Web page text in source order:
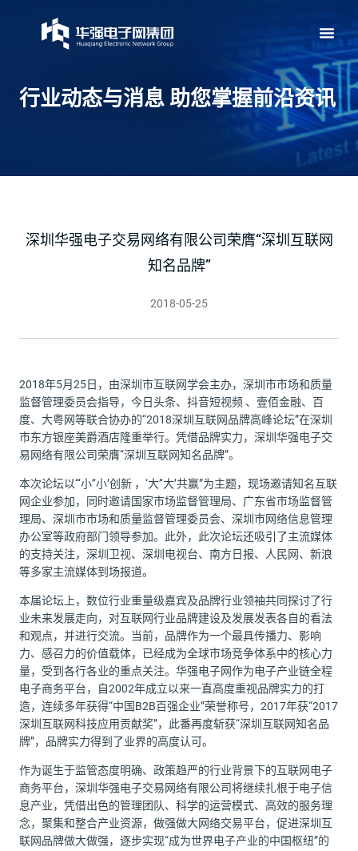
行业动态与消息 助您掌握前沿资讯
深圳华强电子交易网络有限公司荣膺“深圳互联网
知名品牌”
2018-05-25
2018年5月25日，由深圳市互联网学会主办，深圳市市场和质量
监督管理委员会指导，今日头条、抖音短视频 、壹佰金融、百
度、大粤网等联合协办的“2018深圳互联网品牌高峰论坛”在深圳
市东方银座美爵酒店隆重举行。凭借品牌实力，深圳华强电子交
易网络有限公司荣膺“深圳互联网知名品牌”。
本次论坛以“‘小’‘小’创新 ，‘大’‘大’共赢”为主题，现场邀请知名互联
网企业参加，同时邀请国家市场监督管理局、广东省市场监督管
理局、深圳市市场和质量监督管理委员会、深圳市网络信息管理
办公室等政府部门领导参加。此外，此次论坛还吸引了主流媒体
的支持关注，深圳卫视、深圳电视台、南方日报、人民网、新浪
等多家主流媒体到场报道。
本届论坛上，数位行业重量级嘉宾及品牌行业领袖共同探讨了行
业未来发展走向，对互联网行业品牌建设及发展发表各自的看法
和观点，并进行交流。当前，品牌作为一个最具传播力、影响
力、感召力的价值载体，已经成为全球市场竞争体系中的核心力
量，受到各行各业的重点关注。华强电子网作为电子产业链全程
电子商务平台，自2002年成立以来一直高度重视品牌实力的打
造，连续多年获得“中国B2B百强企业”荣誉称号，2017年获“2017
深圳互联网科技应用贡献奖”，此番再度斩获“深圳互联网知名品
牌”，品牌实力得到了业界的高度认可。
作为诞生于监管态度明确、政策趋严的行业背景下的互联网电子
商务平台，深圳华强电子交易网络有限公司将继续扎根于电子信
息产业，凭借出色的管理团队、科学的运营模式、高效的服务理
念，聚集和整合产业资源，做强做大网络交易平台，促进深圳互
联网品牌做大做强，逐步实现“成为世界电子产业的中国枢纽”的